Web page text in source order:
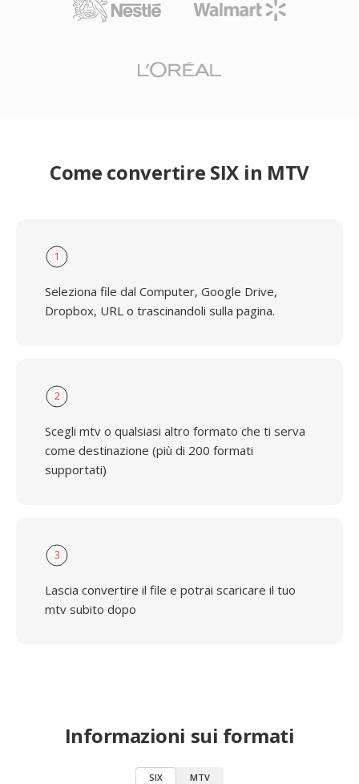
Come convertire SIX in MTV
1
Seleziona file dal Computer, Google Drive,
Dropbox, URL o trascinandoli sulla pagina.
2
Scegli mtv o qualsiasi altro formato che ti serva
come destinazione (più di 200 formati
supportati)
3
Lascia convertire il file e potrai scaricare il tuo
mtv subito dopo
Informazioni sui formati
SIX MTV